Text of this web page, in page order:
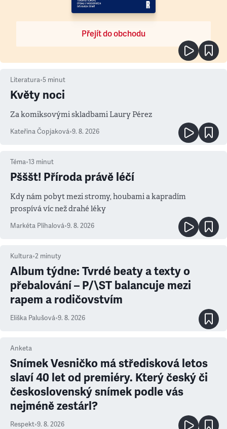
Přejít do obchodu
Literatura•5 minut
Květy noci
Za komiksovými skladbami Laury Pérez
Kateřina Čopjaková•9. 8. 2026
Téma•13 minut
Pšššt! Příroda právě léčí
Kdy nám pobyt mezi stromy, houbami a kapradím
prospívá víc než drahé léky
Markéta Plíhalová•9. 8. 2026
Kultura•2 minuty
Album týdne: Tvrdé beaty a texty o
přebalování – P/\ST balancuje mezi
rapem a rodičovstvím
Eliška Palušová•9. 8. 2026
Anketa
Snímek Vesničko má středisková letos
slaví 40 let od premiéry. Který český či
československý snímek podle vás
nejméně zestárl?
Respekt•9. 8. 2026